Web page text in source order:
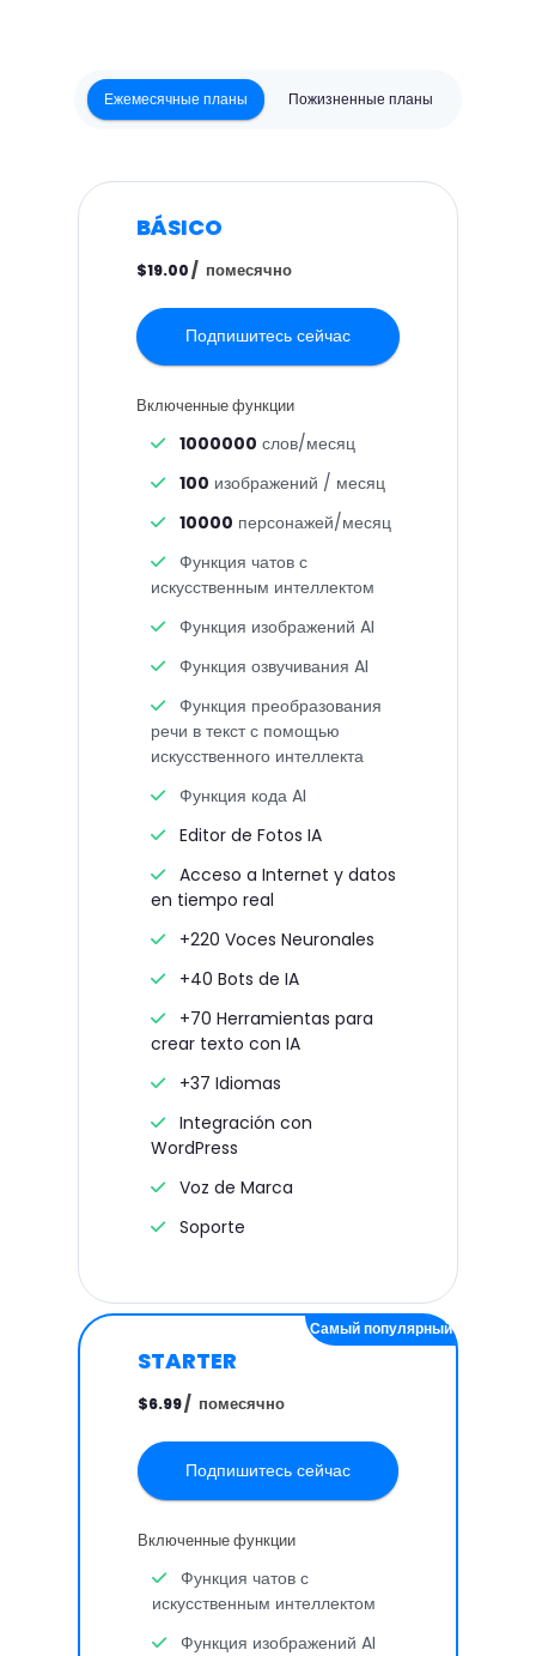
Ежемесячные планы Пожизненные планы
BÁSICO
$19.00/ помесячно
Подпишитесь сейчас
Включенные функции
1000000 слов/месяц
100 изображений / месяц
10000 персонажей/месяц
Функция чатов с
искусственным интеллектом
Функция изображений AI
Функция озвучивания AI
Функция преобразования
речи в текст с помощью
искусственного интеллекта
Функция кода AI
Editor de Fotos IA
Acceso a Internet y datos
en tiempo real
+220 Voces Neuronales
+40 Bots de IA
+70 Herramientas para
crear texto con IA
+37 Idiomas
Integración con
WordPress
Voz de Marca
Soporte
Самый популярный
STARTER
$6.99/ помесячно
Подпишитесь сейчас
Включенные функции
Функция чатов с
искусственным интеллектом
Функция изображений AI